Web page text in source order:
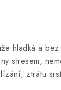
hladká a bez
stresem,
ztrátu